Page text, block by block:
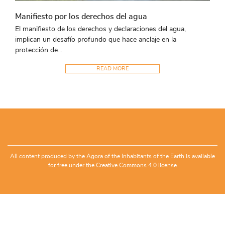
Manifiesto por los derechos del agua
El manifiesto de los derechos y declaraciones del agua,
implican un desafío profundo que hace anclaje en la
protección de...
READ MORE
All content produced by the Agora of the Inhabitants of the Earth is available
for free under the Creative Commons 4.0 license